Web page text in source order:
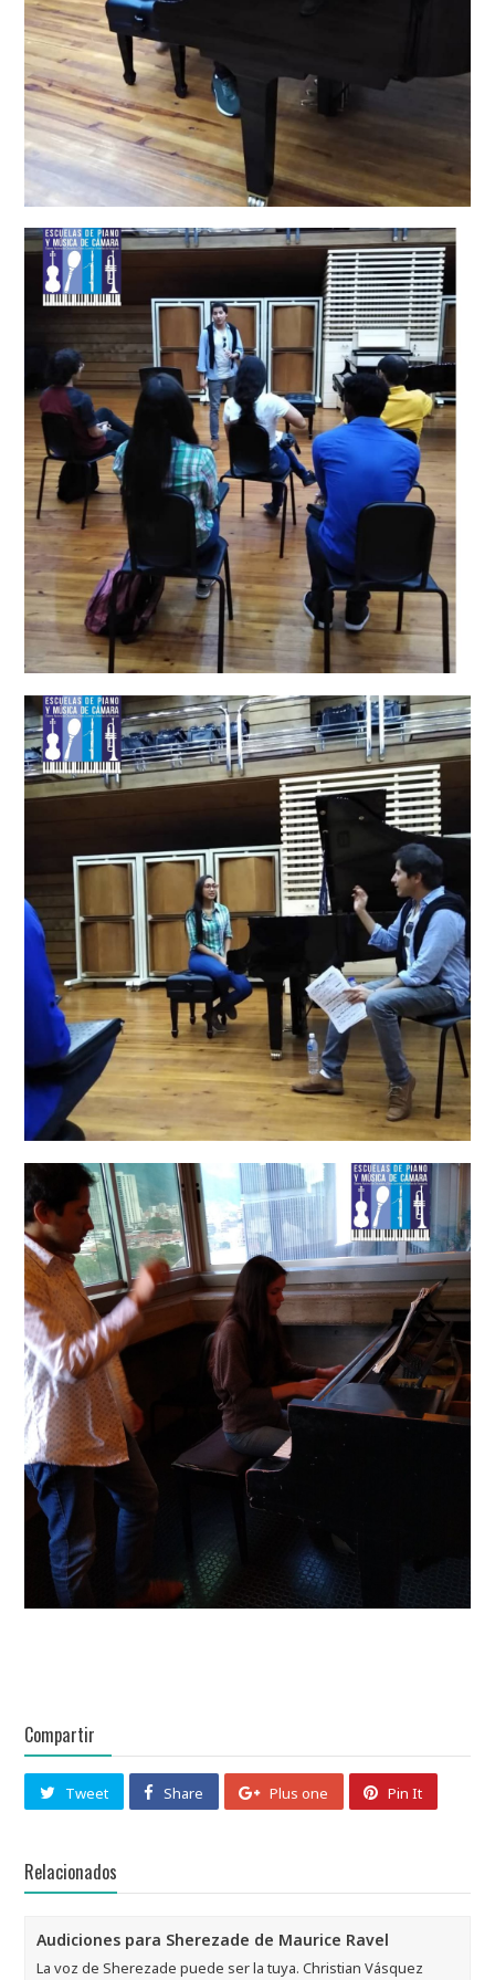
Compartir
Tweet Share Plus one Pin It
Relacionados
Audiciones para Sherezade de Maurice Ravel
La voz de Sherezade puede ser la tuya. Christian Vásquez